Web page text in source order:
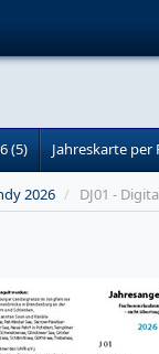
(5) Jahreskarte per
2026 / DJ01 -